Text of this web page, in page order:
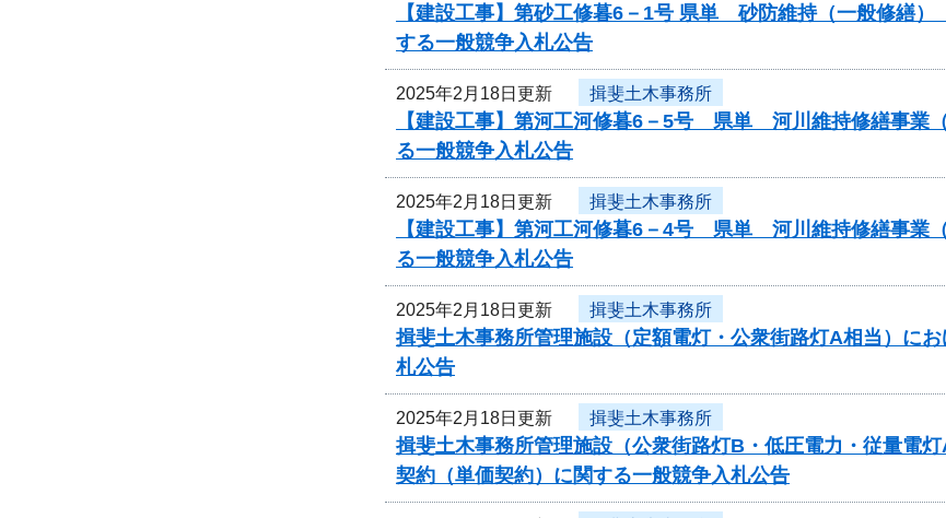
【建設工事】第砂工修暮6－1号 県単 砂防維持（一般修繕
する一般競争入札公告
2025年2月18日更新 揖斐土木事務所
【建設工事】第河工河修暮6－5号 県単 河川維持修繕事業
る一般競争入札公告
2025年2月18日更新 揖斐土木事務所
【建設工事】第河工河修暮6－4号 県単 河川維持修繕事業
る一般競争入札公告
2025年2月18日更新 揖斐土木事務所
揖斐土木事務所管理施設（定額電灯・公衆街路灯A相当）に
札公告
2025年2月18日更新 揖斐土木事務所
揖斐土木事務所管理施設（公衆街路灯B・低圧電力・従量電
契約（単価契約）に関する一般競争入札公告